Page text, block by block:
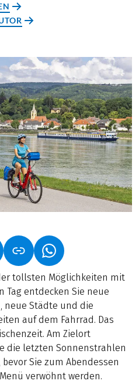
IN NEUEM TAB)
ÖFFNET IN NEUEM TAB)
(LINK ÖFFNET IN
tollsten Möglichkeiten mit
Tag entdecken Sie neue
neue Städte und die
auf dem Fahrrad. Das
Am Zielort
die letzten Sonnenstrahlen
Sie zum Abendessen
verwöhnt werden.